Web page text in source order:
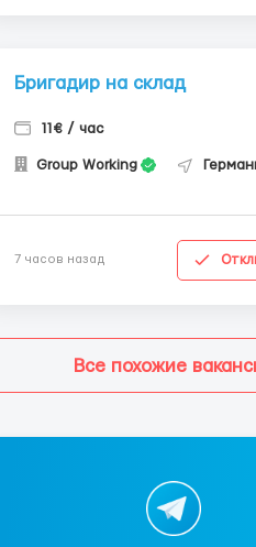
Бригадир на склад
11€ / час
Group Working
7 часов назад
Все похожие